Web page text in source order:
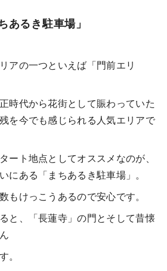
あるき駐車場」
アの一つといえば「門前エリ
時代から花街として賑わっていた
を今でも感じられる人気エリアで
ート地点としてオススメなのが、
にある「まちあるき駐車場」。
もけっこうあるので安心です。
と、「長蓮寺」の門とそして昔懐
。